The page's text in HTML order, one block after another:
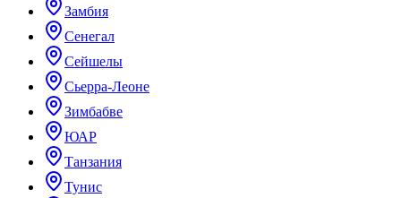
Замбия
Сенегал
Сейшелы
Сьерра-Леоне
Зимбабве
ЮАР
Танзания
Тунис